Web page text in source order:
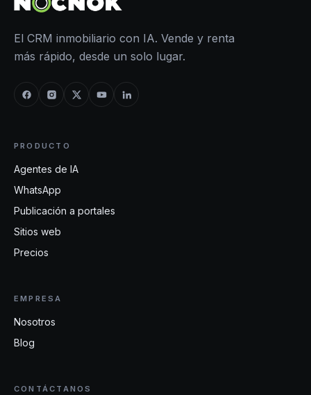
El CRM inmobiliario con IA. Vende y renta
más rápido, desde un solo lugar.
PRODUCTO
Agentes de IA
WhatsApp
Publicación a portales
Sitios web
Precios
EMPRESA
Nosotros
Blog
CONTÁCTANOS